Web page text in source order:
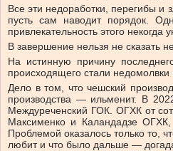
Все эти недоработки, перегибы и
пусть сам наводит порядок.
привлекательность этого некогда
В завершение нельзя не сказать
На истинную причину
происходящего стали
Дело в том, что чешский
производства — ильменит. В
Междуреченский ГОК. ОГХК от
Максименко и Каландадзе ОГХК,
Проблемой оказалось только то,
любит и что было дальше —